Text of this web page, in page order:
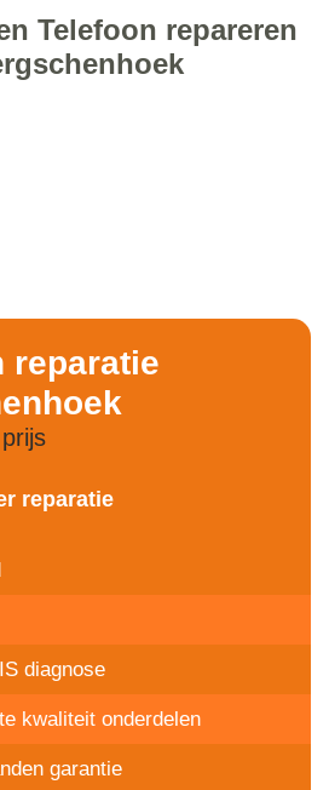
Telefoon repareren
reparatie
reparatie
diagnose
kwaliteit onderdelen
garantie